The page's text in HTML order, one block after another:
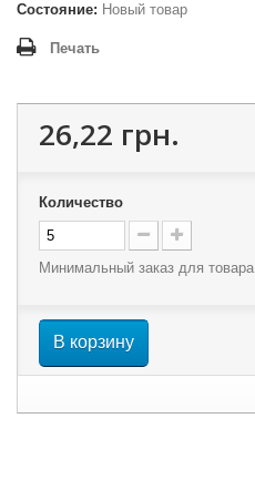
Состояние: Новый товар
Печать
26,22 грн.
Количество
Минимальный заказ для товара
В корзину